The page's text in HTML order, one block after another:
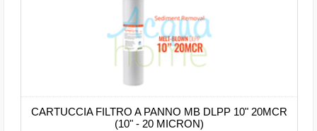
CARTUCCIA FILTRO A PANNO MB DLPP 10" 20MCR
(10" - 20 MICRON)